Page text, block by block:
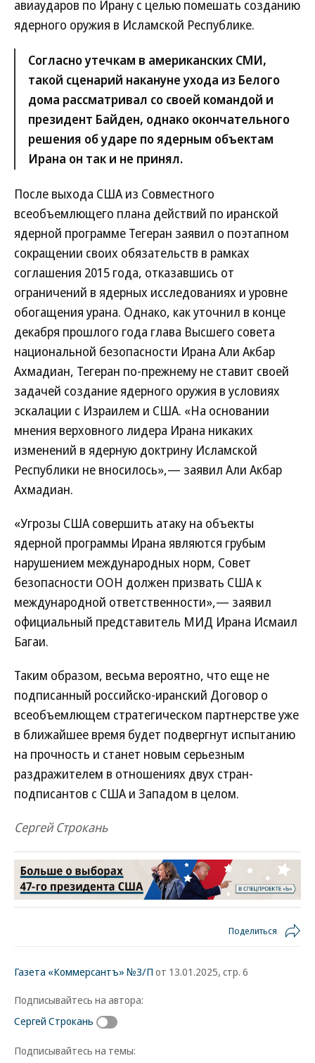
авиаударов по Ирану с целью помешать созданию
ядерного оружия в Исламской Республике.
Согласно утечкам в американских СМИ,
такой сценарий накануне ухода из Белого
дома рассматривал со своей командой и
президент Байден, однако окончательного
решения об ударе по ядерным объектам
Ирана он так и не принял.
После выхода США из Совместного
всеобъемлющего плана действий по иранской
ядерной программе Тегеран заявил о поэтапном
сокращении своих обязательств в рамках
соглашения 2015 года, отказавшись от
ограничений в ядерных исследованиях и уровне
обогащения урана. Однако, как уточнил в конце
декабря прошлого года глава Высшего совета
национальной безопасности Ирана Али Акбар
Ахмадиан, Тегеран по-прежнему не ставит своей
задачей создание ядерного оружия в условиях
эскалации с Израилем и США. «На основании
мнения верховного лидера Ирана никаких
изменений в ядерную доктрину Исламской
Республики не вносилось»,— заявил Али Акбар
Ахмадиан.
«Угрозы США совершить атаку на объекты
ядерной программы Ирана являются грубым
нарушением международных норм, Совет
безопасности ООН должен призвать США к
международной ответственности»,— заявил
официальный представитель МИД Ирана Исмаил
Багаи.
Таким образом, весьма вероятно, что еще не
подписанный российско-иранский Договор о
всеобъемлющем стратегическом партнерстве уже
в ближайшее время будет подвергнут испытанию
на прочность и станет новым серьезным
раздражителем в отношениях двух стран-
подписантов с США и Западом в целом.
Сергей Строкань
Поделиться
Газета «Коммерсантъ» №3/П от 13.01.2025, стр. 6
Подписывайтесь на автора:
Сергей Строкань
Подписывайтесь на темы: